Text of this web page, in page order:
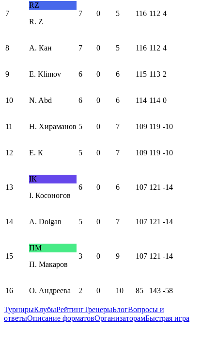
7
RZ
R. Z
7 0 5 116 112 4
8 А. Кан 7 0 5 116 112 4
9 E. Klimov 6 0 6 115 113 2
10 N. Abd 6 0 6 114 114 0
11 Н. Хираманов 5 0 7 109 119 -10
12 Е. К 5 0 7 109 119 -10
13
IК
I. Косоногов
6 0 6 107 121 -14
14 A. Dolgan 5 0 7 107 121 -14
15
ПМ
П. Макаров
3 0 9 107 121 -14
16 О. Андреева 2 0 10 85 143 -58
ТурнирыКлубыРейтингТренерыБлогВопросы и
ответыОписание форматовОрганизаторамБыстрая игра